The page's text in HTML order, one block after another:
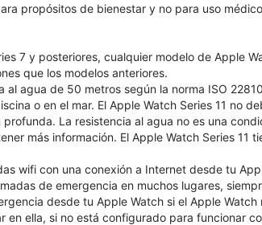
propósitos de bienestar y no para uso
7 y posteriores, cualquier modelo de Apple
que los modelos anteriores.
agua de 50 metros según la norma ISO
o en el mar. El Apple Watch Series 11 no
La resistencia al agua no es una
más información. El Apple Watch Series 11
wifi con una conexión a Internet desde tu
de emergencia en muchos lugares,
desde tu Apple Watch si el Apple
ella, si no está configurado para funcionar